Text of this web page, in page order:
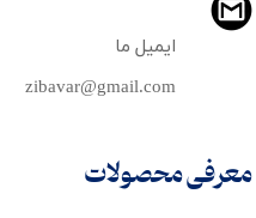
zibavar@gmail.com
ایمیل ما
معرفی محصولات